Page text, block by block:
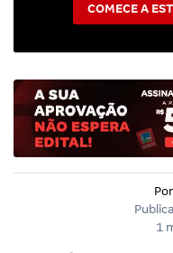
COMECE A
Por
1